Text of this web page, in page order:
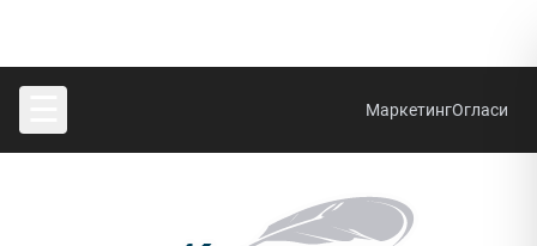
МаркетингОгласи